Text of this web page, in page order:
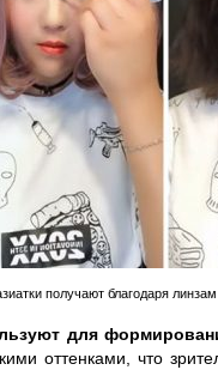
получают благодаря линзам
для
оттенками, что